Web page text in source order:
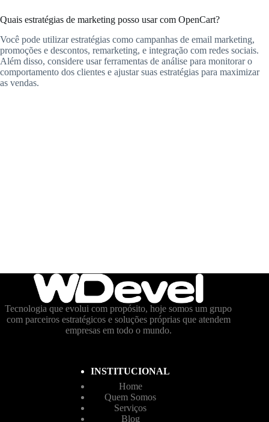
Quais estratégias de marketing posso usar com OpenCart?
Você pode utilizar estratégias como campanhas de email marketing,
promoções e descontos, remarketing, e integração com redes sociais.
Além disso, considere usar ferramentas de análise para monitorar o
comportamento dos clientes e ajustar suas estratégias para maximizar
as vendas.
Tecnologia que evolui com propósito, hoje somos um grupo
com parceiros estratégicos e soluções próprias que atendem
empresas em todo o mundo.
INSTITUCIONAL
Home
Quem Somos
Serviços
Blog